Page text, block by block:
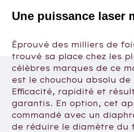
Une puissance laser
Éprouvé des milliers de
trouvé sa place chez les
célèbres marques de ce
est le chouchou absolu de
Eﬃcacité, rapidité et
garantis. En option, cet
commandé avec un
de réduire le diamètre du